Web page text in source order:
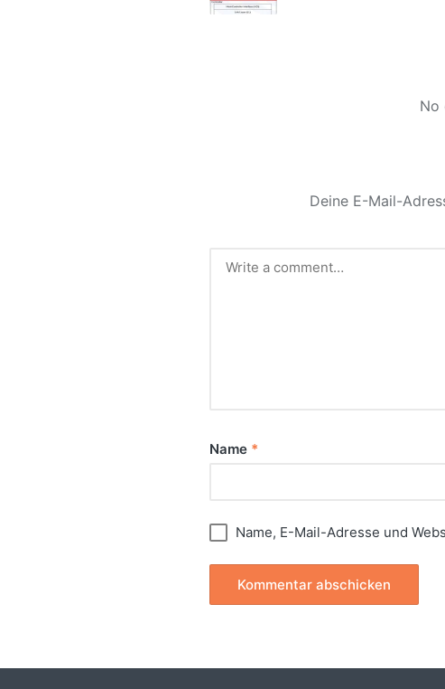
No
Deine E-Mail-
Name *
Name, E-Mail-Adresse und